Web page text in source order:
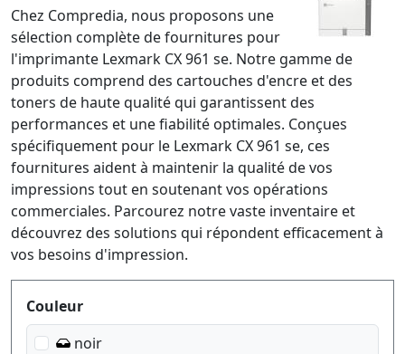
Chez Compredia, nous proposons une
sélection complète de fournitures pour
l'imprimante Lexmark CX 961 se. Notre gamme de
produits comprend des cartouches d'encre et des
toners de haute qualité qui garantissent des
performances et une fiabilité optimales. Conçues
spécifiquement pour le Lexmark CX 961 se, ces
fournitures aident à maintenir la qualité de vos
impressions tout en soutenant vos opérations
commerciales. Parcourez notre vaste inventaire et
découvrez des solutions qui répondent efficacement à
vos besoins d'impression.
Produktfilter
Couleur
noir